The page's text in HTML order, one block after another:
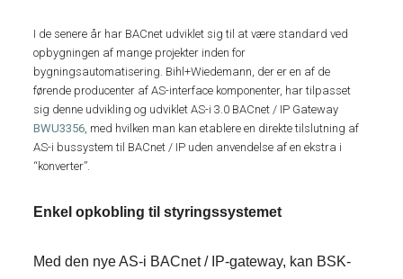
I de senere år har BACnet udviklet sig til at være standard ved
opbygningen af mange projekter inden for
bygningsautomatisering. Bihl+Wiedemann, der er en af de
førende producenter af AS-interface komponenter, har tilpasset
sig denne udvikling og udviklet AS-i 3.0 BACnet / IP Gateway
BWU3356, med hvilken man kan etablere en direkte tilslutning af
AS-i bussystem til BACnet / IP uden anvendelse af en ekstra i
“konverter”.
Enkel opkobling til styringssystemet
Med den nye AS-i BACnet / IP-gateway, kan BSK-